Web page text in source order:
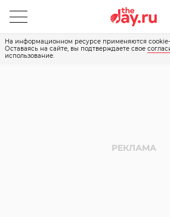
На информационном ресурсе применяются
Оставаясь на сайте, вы подтверждаете свое
использование.